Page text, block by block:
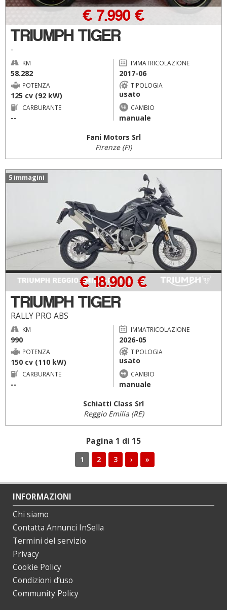
TRIUMPH TIGER
-
€ 7.990 €
KM
58.282
IMMATRICOLAZIONE
2017-06
POTENZA
125 cv (92 kW)
TIPOLOGIA
usato
CARBURANTE
--
CAMBIO
manuale
Fani Motors Srl
Firenze (FI)
5 immagini
TRIUMPH TIGER
RALLY PRO ABS
€ 18.900 €
KM
990
IMMATRICOLAZIONE
2026-05
POTENZA
150 cv (110 kW)
TIPOLOGIA
usato
CARBURANTE
--
CAMBIO
manuale
Schiatti Class Srl
Reggio Emilia (RE)
Pagina 1 di 15
1 2 3 › »
INFORMAZIONI
Chi siamo
Contatta Annunci InSella
Termini del servizio
Privacy
Cookie Policy
Condizioni d’uso
Community Policy